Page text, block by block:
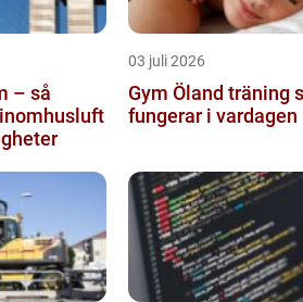
– så
03 juli 2026
Gym Öland träning som
fungerar i vardagen